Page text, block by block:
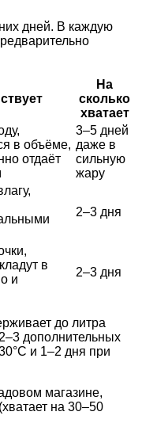
дней. В каждую
На
сколько
хватает
в объёме,
отдаёт
3–5 дней
даже в
сильную
жару
2–3 дня
в
и
2–3 дня
до литра
дополнительных
и 1–2 дня при
магазине,
на 30–50